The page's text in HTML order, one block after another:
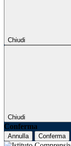
Chiudi
Chiudi
Conferma
Annulla Conferma